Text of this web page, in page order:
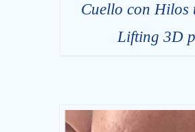
Cuello con Hilos
Lifting 3D